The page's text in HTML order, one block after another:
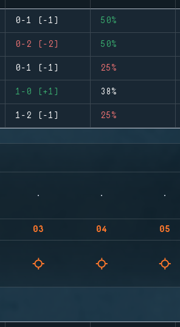
0-1 (-1) 50%
0-2 (-2) 50%
0-1 (-1) 25%
1-0 (+1) 38%
1-2 (-1) 25%
03 04 05